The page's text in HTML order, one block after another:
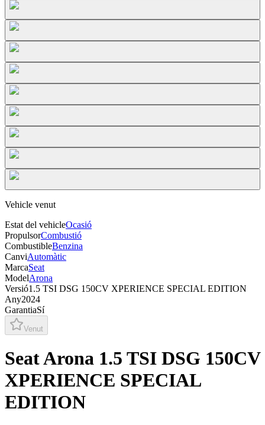
Vehicle venut
Estat del vehicleOcasió
PropulsorCombustió
CombustibleBenzina
CanviAutomàtic
MarcaSeat
ModelArona
Versió1.5 TSI DSG 150CV XPERIENCE SPECIAL EDITION
Any2024
GarantiaSí
Venut
Seat Arona 1.5 TSI DSG 150CV
XPERIENCE SPECIAL
EDITION